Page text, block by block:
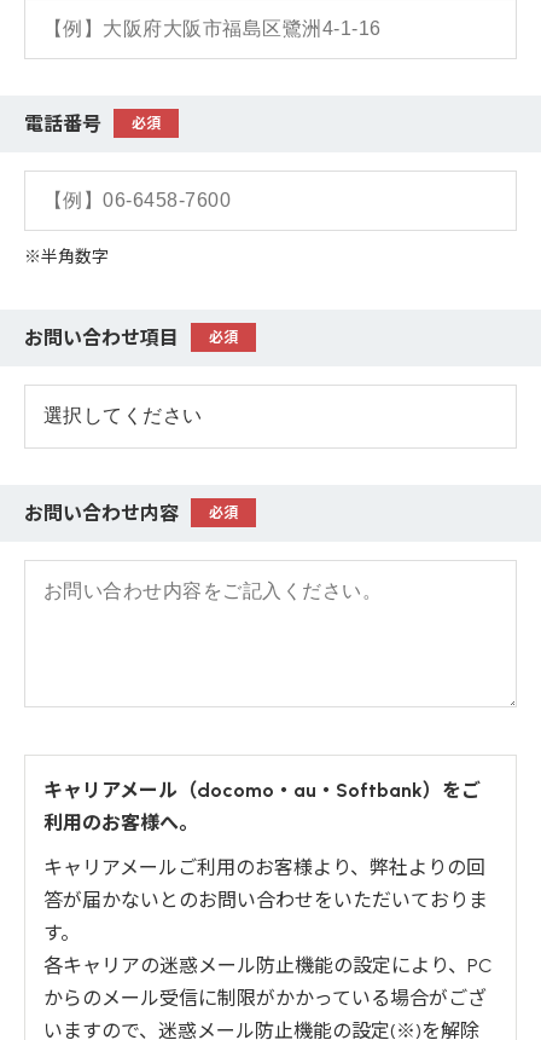
電話番号 必須
※半角数字
お問い合わせ項目 必須
お問い合わせ内容 必須
キャリアメール（docomo・au・Softbank）をご
利用のお客様へ。
キャリアメールご利用のお客様より、弊社よりの回
答が届かないとのお問い合わせをいただいておりま
す。
各キャリアの迷惑メール防止機能の設定により、PC
からのメール受信に制限がかかっている場合がござ
いますので、迷惑メール防止機能の設定(※)を解除